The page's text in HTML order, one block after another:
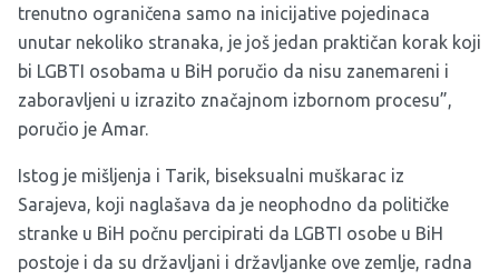
trenutno ograničena samo na inicijative pojedinaca
unutar nekoliko stranaka, je još jedan praktičan korak koji
bi LGBTI osobama u BiH poručio da nisu zanemareni i
zaboravljeni u izrazito značajnom izbornom procesu”,
poručio je Amar.
Istog je mišljenja i Tarik, biseksualni muškarac iz
Sarajeva, koji naglašava da je neophodno da političke
stranke u BiH počnu percipirati da LGBTI osobe u BiH
postoje i da su državljani i državljanke ove zemlje, radna